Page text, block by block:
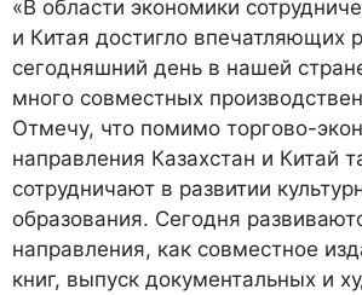
«В области экономики
и Китая достигло впечатляющих
сегодняшний день в нашей
много совместных
Отмечу, что помимо торгово-
направления Казахстан и Китай
сотрудничают в развитии
образования. Сегодня
направления, как совместное
книг, выпуск документальных и